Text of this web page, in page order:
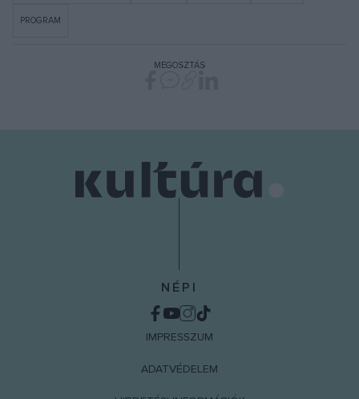
PROGRAM
MEGOSZTÁS
NÉPI
IMPRESSZUM
ADATVÉDELEM